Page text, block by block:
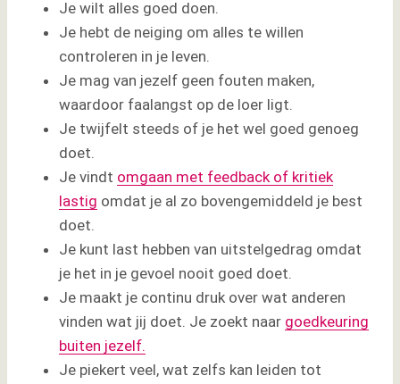
Je wilt alles goed doen.
Je hebt de neiging om alles te willen
controleren in je leven.
Je mag van jezelf geen fouten maken,
waardoor faalangst op de loer ligt.
Je twijfelt steeds of je het wel goed genoeg
doet.
Je vindt omgaan met feedback of kritiek
lastig omdat je al zo bovengemiddeld je best
doet.
Je kunt last hebben van uitstelgedrag omdat
je het in je gevoel nooit goed doet.
Je maakt je continu druk over wat anderen
vinden wat jij doet. Je zoekt naar goedkeuring
buiten jezelf.
Je piekert veel, wat zelfs kan leiden tot